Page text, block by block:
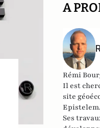
A
Rémi
Il est
site
Ses